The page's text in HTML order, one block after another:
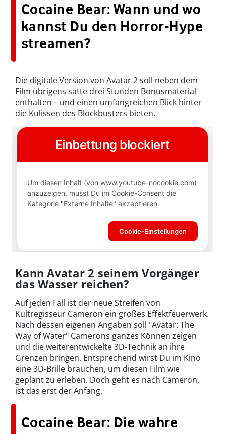
Cocaine Bear: Wann und wo
kannst Du den Horror-Hype
streamen?
Die digitale Version von Avatar 2 soll neben dem
Film übrigens satte drei Stunden Bonusmaterial
enthalten – und einen umfangreichen Blick hinter
die Kulissen des Blockbusters bieten.
Kann Avatar 2 seinem Vorgänger
das Wasser reichen?
Auf jeden Fall ist der neue Streifen von
Kultregisseur Cameron ein großes Effektfeuerwerk.
Nach dessen eigenen Angaben soll "Avatar: The
Way of Water" Camerons ganzes Können zeigen
und die weiterentwickelte 3D-Technik an ihre
Grenzen bringen. Entsprechend wirst Du im Kino
eine 3D-Brille brauchen, um diesen Film wie
geplant zu erleben. Doch geht es nach Cameron,
ist das erst der Anfang.
Cocaine Bear: Die wahre